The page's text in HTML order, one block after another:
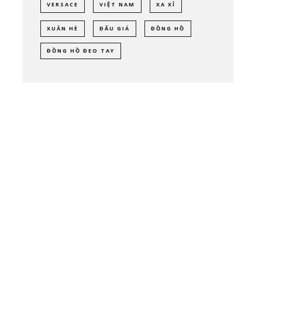
VERSACE VIỆT NAM XA XỈ
XUÂN HÈ ĐẤU GIÁ ĐỒNG HỒ
ĐỒNG HỒ ĐEO TAY